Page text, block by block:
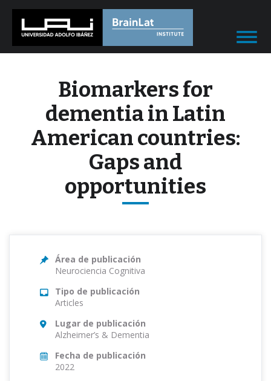
Biomarkers for
dementia in Latin
American countries:
Gaps and
opportunities
Área de publicación
Neurociencia Cognitiva
Tipo de publicación
Articles
Lugar de publicación
Alzheimer’s & Dementia
Fecha de publicación
2022